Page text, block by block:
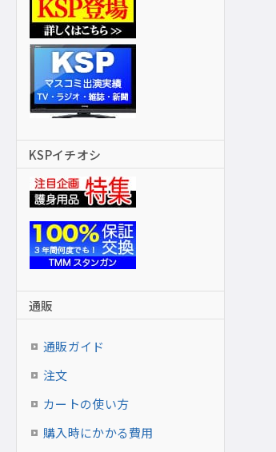
KSPイチオシ
通販
通販ガイド
注文
カートの使い方
購入時にかかる費用